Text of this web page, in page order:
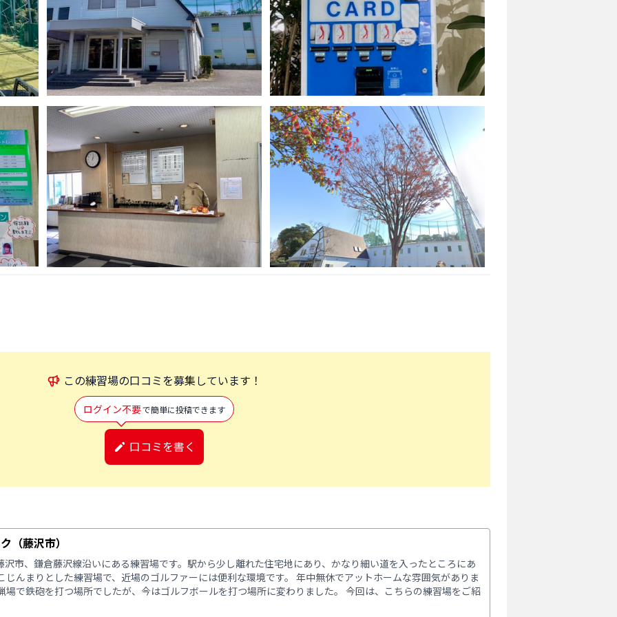
この練習場の口コミを募集しています！
ログイン不要で簡単に投稿できます
口コミを書く
（藤沢市）
沢市、鎌倉藤沢線沿いにある練習場です。駅から少し離れた住宅地にあり、かなり細い道を入ったところにあ
じんまりとした練習場で、近場のゴルファーには便利な環境です。 年中無休でアットホームな雰囲気がありま
場で鉄砲を打つ場所でしたが、今はゴルフボールを打つ場所に変わりました。 今回は、こちらの練習場をご紹